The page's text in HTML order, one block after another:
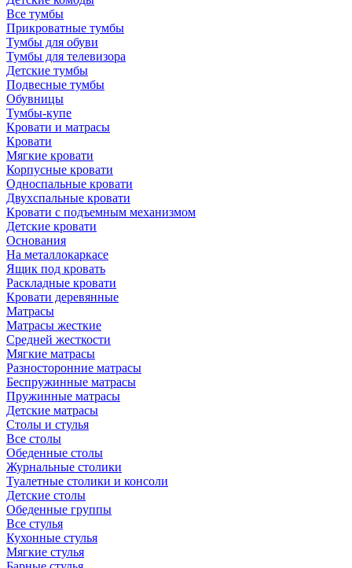
Все тумбы
Прикроватные тумбы
Тумбы для обуви
Тумбы для телевизора
Детские тумбы
Подвесные тумбы
Обувницы
Тумбы-купе
Кровати и матрасы
Кровати
Мягкие кровати
Корпусные кровати
Односпальные кровати
Двухспальные кровати
Кровати с подъемным механизмом
Детские кровати
Основания
На металлокаркасе
Ящик под кровать
Раскладные кровати
Кровати деревянные
Матрасы
Матрасы жесткие
Средней жесткости
Мягкие матрасы
Разносторонние матрасы
Беспружинные матрасы
Пружинные матрасы
Детские матрасы
Столы и стулья
Все столы
Обеденные столы
Журнальные столики
Туалетные столики и консоли
Детские столы
Обеденные группы
Все стулья
Кухонные стулья
Мягкие стулья